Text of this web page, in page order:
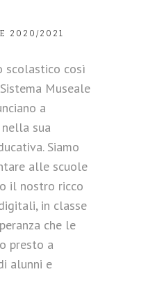
2020/2021
scolastico così
Museale
a
sua
Siamo
alle scuole
il nostro ricco
in classe
che le
presto a
alunni e